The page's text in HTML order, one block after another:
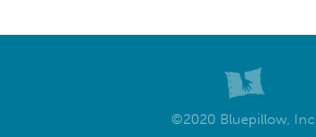
©2020 Bluepillow, Inc.